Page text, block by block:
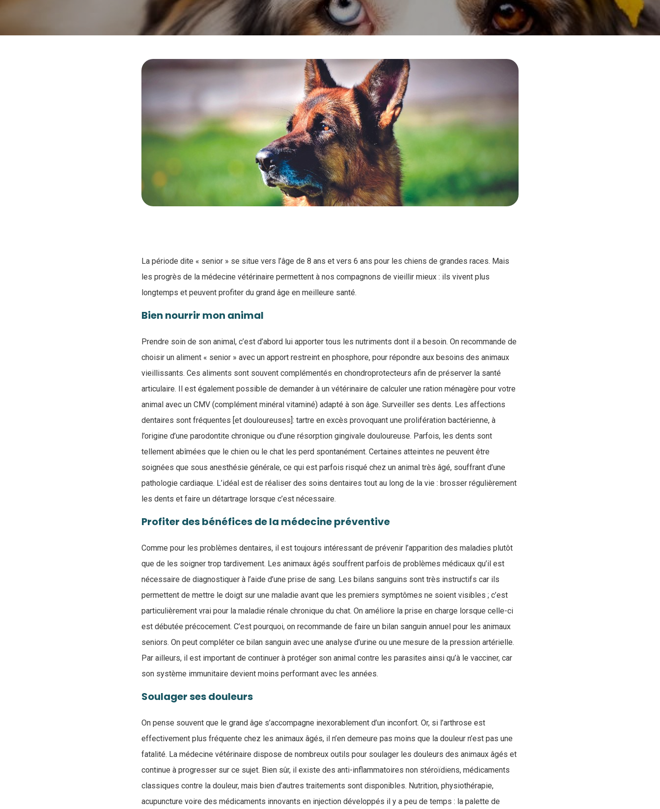
La période dite « senior » se situe vers l’âge de 8 ans et vers 6 ans pour les chiens de grandes races. Mais
les progrès de la médecine vétérinaire permettent à nos compagnons de vieillir mieux : ils vivent plus
longtemps et peuvent profiter du grand âge en meilleure santé.
Bien nourrir mon animal
Prendre soin de son animal, c’est d’abord lui apporter tous les nutriments dont il a besoin. On recommande de
choisir un aliment « senior » avec un apport restreint en phosphore, pour répondre aux besoins des animaux
vieillissants. Ces aliments sont souvent complémentés en chondroprotecteurs afin de préserver la santé
articulaire. Il est également possible de demander à un vétérinaire de calculer une ration ménagère pour votre
animal avec un CMV (complément minéral vitaminé) adapté à son âge. Surveiller ses dents. Les affections
dentaires sont fréquentes [et douloureuses]: tartre en excès provoquant une prolifération bactérienne, à
l’origine d’une parodontite chronique ou d’une résorption gingivale douloureuse. Parfois, les dents sont
tellement abîmées que le chien ou le chat les perd spontanément. Certaines atteintes ne peuvent être
soignées que sous anesthésie générale, ce qui est parfois risqué chez un animal très âgé, souffrant d’une
pathologie cardiaque. L’idéal est de réaliser des soins dentaires tout au long de la vie : brosser régulièrement
les dents et faire un détartrage lorsque c’est nécessaire.
Profiter des bénéfices de la médecine préventive
Comme pour les problèmes dentaires, il est toujours intéressant de prévenir l’apparition des maladies plutôt
que de les soigner trop tardivement. Les animaux âgés souffrent parfois de problèmes médicaux qu’il est
nécessaire de diagnostiquer à l’aide d’une prise de sang. Les bilans sanguins sont très instructifs car ils
permettent de mettre le doigt sur une maladie avant que les premiers symptômes ne soient visibles ; c’est
particulièrement vrai pour la maladie rénale chronique du chat. On améliore la prise en charge lorsque celle-ci
est débutée précocement. C’est pourquoi, on recommande de faire un bilan sanguin annuel pour les animaux
seniors. On peut compléter ce bilan sanguin avec une analyse d’urine ou une mesure de la pression artérielle.
Par ailleurs, il est important de continuer à protéger son animal contre les parasites ainsi qu’à le vacciner, car
son système immunitaire devient moins performant avec les années.
Soulager ses douleurs
On pense souvent que le grand âge s’accompagne inexorablement d’un inconfort. Or, si l’arthrose est
effectivement plus fréquente chez les animaux âgés, il n’en demeure pas moins que la douleur n’est pas une
fatalité. La médecine vétérinaire dispose de nombreux outils pour soulager les douleurs des animaux âgés et
continue à progresser sur ce sujet. Bien sûr, il existe des anti-inflammatoires non stéroïdiens, médicaments
classiques contre la douleur, mais bien d’autres traitements sont disponibles. Nutrition, physiothérapie,
acupuncture voire des médicaments innovants en injection développés il y a peu de temps : la palette de